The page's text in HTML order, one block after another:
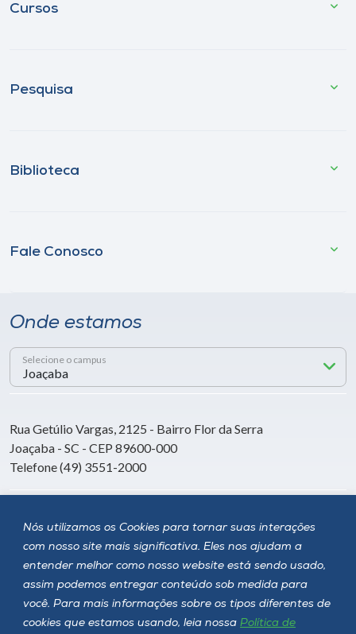
Nós utilizamos os Cookies para tornar suas interações
com nosso site mais significativa. Eles nos ajudam a
entender melhor como nosso website está sendo usado,
assim podemos entregar conteúdo sob medida para
você. Para mais informações sobre os tipos diferentes de
cookies que estamos usando, leia nossa Política de
Cursos
Pesquisa
Biblioteca
Fale Conosco
Onde estamos
Selecione o campus
Rua Getúlio Vargas, 2125 - Bairro Flor da Serra
Joaçaba - SC - CEP 89600-000
Telefone (49) 3551-2000
Siga a Unoesc